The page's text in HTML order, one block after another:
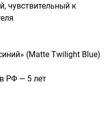
чувствительный к
(Matte Twilight Blue)
РФ — 5 лет